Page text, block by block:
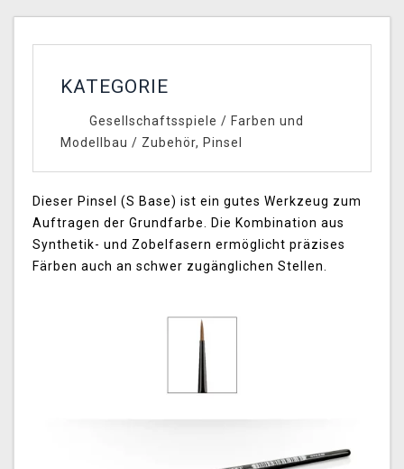
KATEGORIE
Gesellschaftsspiele / Farben und
Modellbau / Zubehör, Pinsel
Dieser Pinsel (S Base) ist ein gutes Werkzeug zum
Auftragen der Grundfarbe. Die Kombination aus
Synthetik- und Zobelfasern ermöglicht präzises
Färben auch an schwer zugänglichen Stellen.